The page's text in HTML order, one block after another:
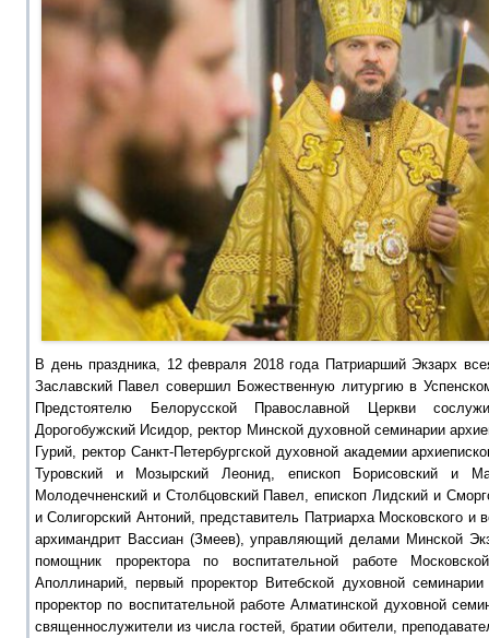
В день праздника, 12 февраля 2018 года Патриарший Экзарх
Заславский Павел совершил Божественную литургию в
Предстоятелю Белорусской Православной Церкви
Дорогобужский Исидор, ректор Минской духовной семинарии
Гурий, ректор Санкт-Петербургской духовной академии
Туровский и Мозырский Леонид, епископ Борисовский и
Молодечненский и Столбцовский Павел, епископ Лидский и
и Солигорский Антоний, представитель Патриарха Московского и
архимандрит Вассиан (Змеев), управляющий делами Минской
помощник проректора по воспитательной работе
Аполлинарий, первый проректор Витебской духовной
проректор по воспитательной работе Алматинской духовной
священнослужители из числа гостей, братии обители,